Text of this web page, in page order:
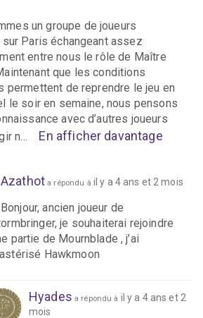
un groupe de joueurs
Paris échangeant assez
entre nous le rôle de Maître
que les conditions
permettent de reprendre le jeu en
le soir en semaine, nous pensons
avec d’autres joueurs
n…
En afficher davantage
Azathota répondu à il y a 4 ans et 2 mois
Bonjour, ancien joueur de
je souhaiterai rejoindre
partie de Mournblade , j’ai
Hawkmoon
Hyades a répondu à il y a 4 ans et 2
mois